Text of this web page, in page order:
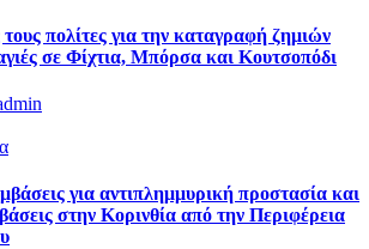
πολίτες για την καταγραφή ζημιών
σε Φίχτια, Μπόρσα και Κουτσοπόδι
για αντιπλημμυρική προστασία και
στην Κορινθία από την Περιφέρεια